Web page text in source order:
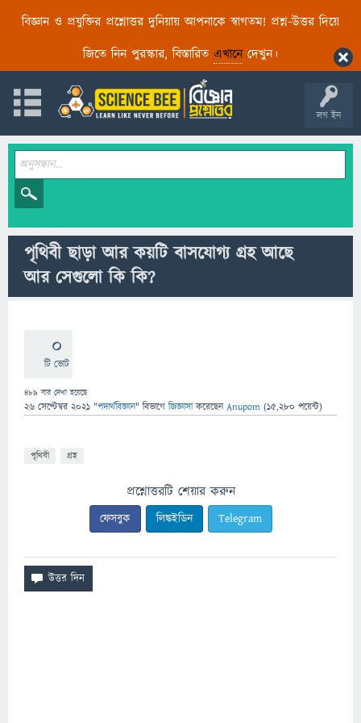
বিজ্ঞান ও প্রযুক্তির প্রশ্নোত্তর দুনিয়ায় আপনাকে স্বাগতম! প্রশ্ন-উত্তর দিয়ে
জিতে নিন পুরস্কার, বিস্তারিত এখানেদেখুন।
লগ ইন
পৃথিবী ছাড়া আর কয়টি বাসযোগ্য গ্রহ আছে
আর সেগুলো কি কি?
0
টি ভোট
489 বার দেখা হয়েছে
26 সেপ্টেম্বর 2021 "পদার্থবিজ্ঞান" বিভাগে জিজ্ঞাসাকরেছেনAnupom (15,280 পয়েন্ট)
পৃথিবী গ্রহ
প্রশ্নোত্তরটি শেয়ার করুন
ফেসবুক লিঙ্কইডিন Telegram